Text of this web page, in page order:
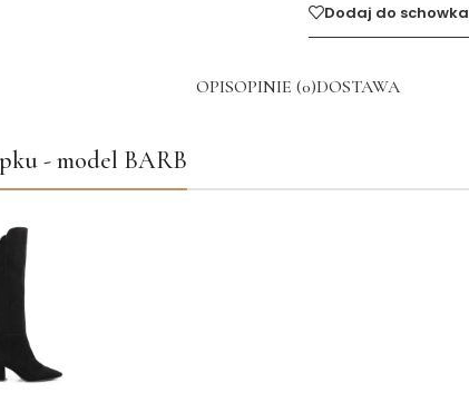
Dodaj do schowka
OPISOPINIE (0)DOSTAWA
- model BARB